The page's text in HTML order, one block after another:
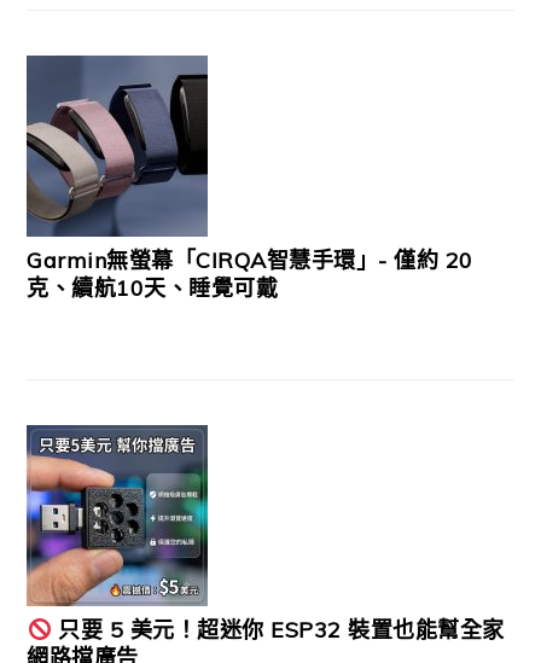
Garmin無螢幕「CIRQA智慧手環」- 僅約 20
克、續航10天、睡覺可戴
只要 5 美元！超迷你 ESP32 裝置也能幫全家